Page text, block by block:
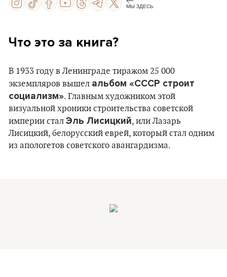
МЫ ЗДЕСЬ
Что это за книга?
В 1933 году в Ленинграде тиражом 25 000
экземпляров вышел альбом «СССР строит
социализм». Главным художником этой
визуальной хроники строительства советской
империи стал Эль Лисицкий, или Лазарь
Лисицкий, белорусский еврей, который стал одним
из апологетов советского авангардизма.